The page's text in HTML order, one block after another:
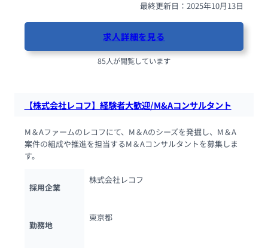
最終更新日：2025年10月13日
求人詳細を見る
85人が閲覧しています
【株式会社レコフ】経験者大歓迎/M&Aコンサルタント
M＆Aファームのレコフにて、M＆Aのシーズを発掘し、M＆A
案件の組成や推進を担当するM＆Aコンサルタントを募集しま
す。
採用企業
株式会社レコフ
勤務地
東京都